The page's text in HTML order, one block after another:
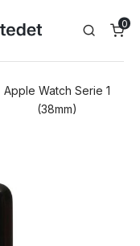
Search
0
Apple Watch Serie 1
(38mm)